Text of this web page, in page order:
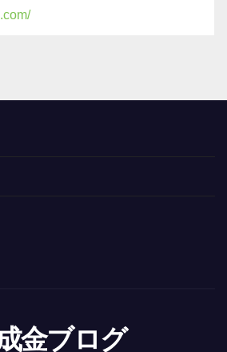
金ブログ